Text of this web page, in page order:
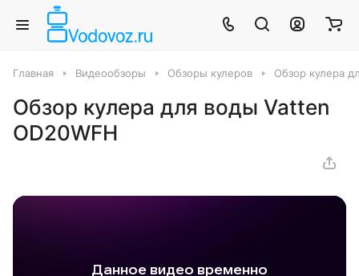
Главная Видеообзоры Обзоры кулеров Обзор кулера
Обзор кулера для воды Vatten
OD20WFH